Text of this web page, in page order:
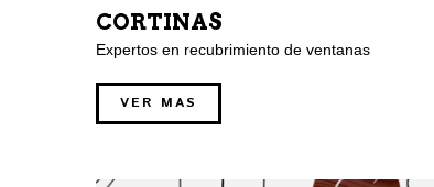
CORTINAS
Expertos en recubrimiento de ventanas
VER MAS